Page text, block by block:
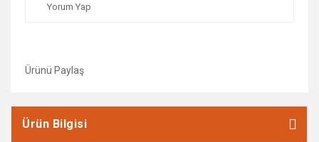
Yorum Yap
Ürünü Paylaş
Ürün Bilgisi